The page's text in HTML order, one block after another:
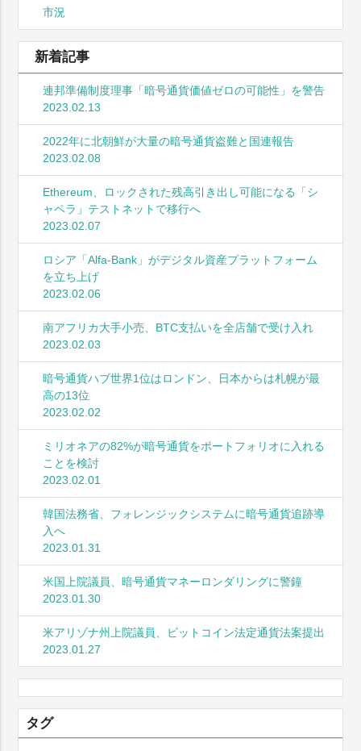
市況
新着記事
連邦準備制度理事「暗号通貨価値ゼロの可能性」を警告
2023.02.13
2022年に北朝鮮が大量の暗号通貨盗難と国連報告
2023.02.08
Ethereum、ロックされた残高引き出し可能になる「シ
ャペラ」テストネットで移行へ
2023.02.07
ロシア「Alfa-Bank」がデジタル資産プラットフォーム
を立ち上げ
2023.02.06
南アフリカ大手小売、BTC支払いを全店舗で受け入れ
2023.02.03
暗号通貨ハブ世界1位はロンドン、日本からは札幌が最
高の13位
2023.02.02
ミリオネアの82%が暗号通貨をポートフォリオに入れる
ことを検討
2023.02.01
韓国法務省、フォレンジックシステムに暗号通貨追跡導
入へ
2023.01.31
米国上院議員、暗号通貨マネーロンダリングに警鐘
2023.01.30
米アリゾナ州上院議員、ビットコイン法定通貨法案提出
2023.01.27
タグ